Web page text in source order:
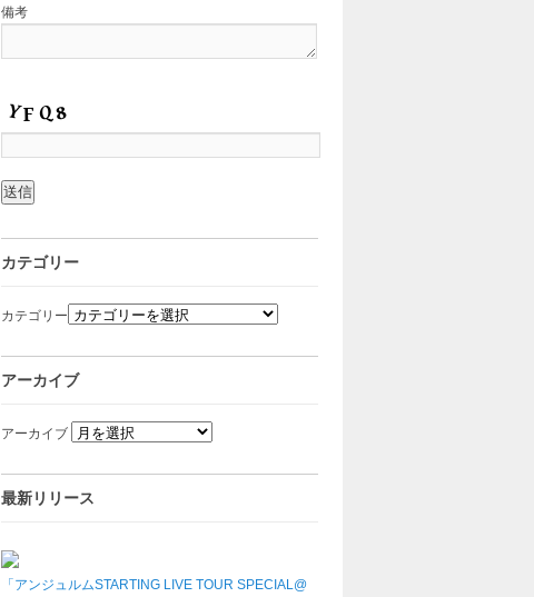
備考
カテゴリー
カテゴリー
アーカイブ
アーカイブ
最新リリース
「アンジュルムSTARTING LIVE TOUR SPECIAL@